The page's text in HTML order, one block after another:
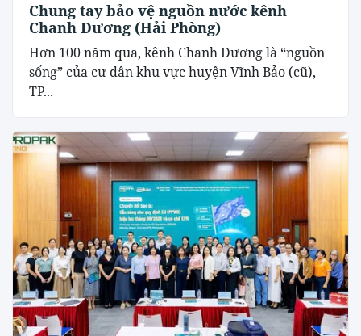
Chung tay bảo vệ nguồn nước kênh
Chanh Dương (Hải Phòng)
Hơn 100 năm qua, kênh Chanh Dương là “nguồn
sống” của cư dân khu vực huyện Vĩnh Bảo (cũ),
TP...